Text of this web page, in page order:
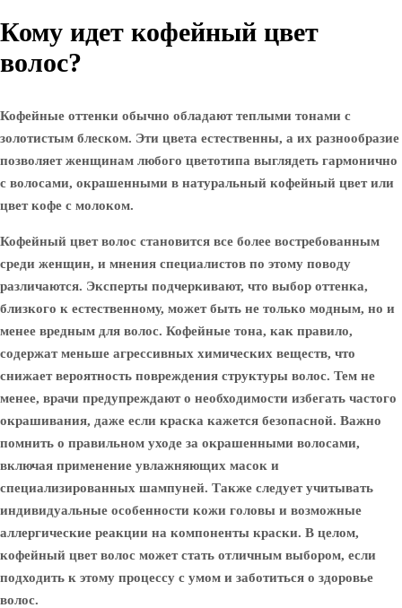
Кому идет кофейный цвет
волос?
Кофейные оттенки обычно обладают теплыми тонами с
золотистым блеском. Эти цвета естественны, а их разнообразие
позволяет женщинам любого цветотипа выглядеть гармонично
с волосами, окрашенными в натуральный кофейный цвет или
цвет кофе с молоком.
Кофейный цвет волос становится все более востребованным
среди женщин, и мнения специалистов по этому поводу
различаются. Эксперты подчеркивают, что выбор оттенка,
близкого к естественному, может быть не только модным, но и
менее вредным для волос. Кофейные тона, как правило,
содержат меньше агрессивных химических веществ, что
снижает вероятность повреждения структуры волос. Тем не
менее, врачи предупреждают о необходимости избегать частого
окрашивания, даже если краска кажется безопасной. Важно
помнить о правильном уходе за окрашенными волосами,
включая применение увлажняющих масок и
специализированных шампуней. Также следует учитывать
индивидуальные особенности кожи головы и возможные
аллергические реакции на компоненты краски. В целом,
кофейный цвет волос может стать отличным выбором, если
подходить к этому процессу с умом и заботиться о здоровье
волос.